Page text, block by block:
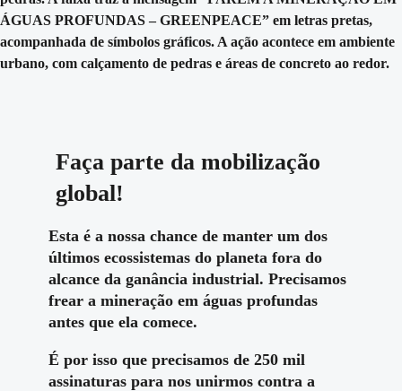
Faça parte da mobilização
global!
Esta é a nossa chance de manter um dos
últimos ecossistemas do planeta fora do
alcance da ganância industrial. Precisamos
frear a mineração em águas profundas
antes que ela comece.
É por isso que precisamos de 250 mil
assinaturas para nos unirmos contra a